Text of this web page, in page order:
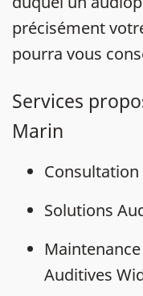
précisément
pourra vous
Services
Marin
Solutions
Auditives